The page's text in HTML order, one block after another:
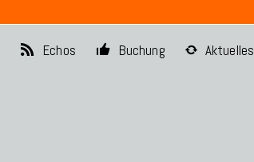
Echos Buchung Aktuelles